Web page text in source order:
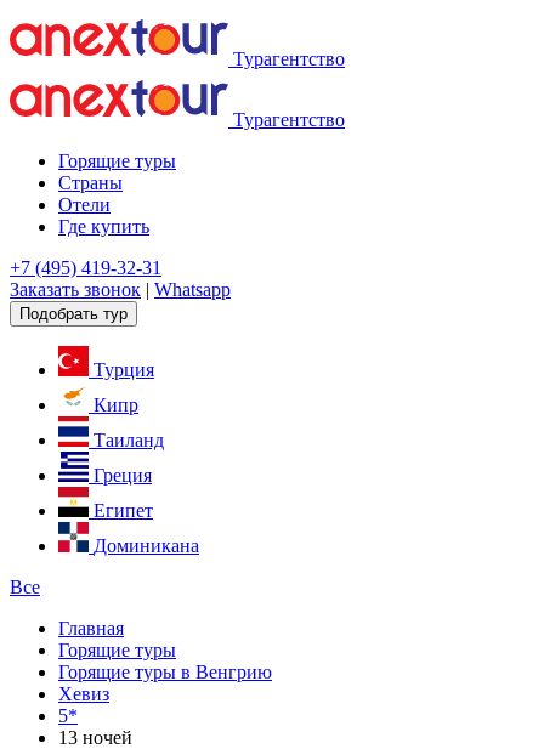
Турагентство
Турагентство
Горящие туры
Страны
Отели
Где купить
+7 (495) 419-32-31
Заказать звонок | Whatsapp
Подобрать тур
Турция
Кипр
Таиланд
Греция
Египет
Доминикана
Все
Главная
Горящие туры
Горящие туры в Венгрию
Хевиз
5*
13 ночей